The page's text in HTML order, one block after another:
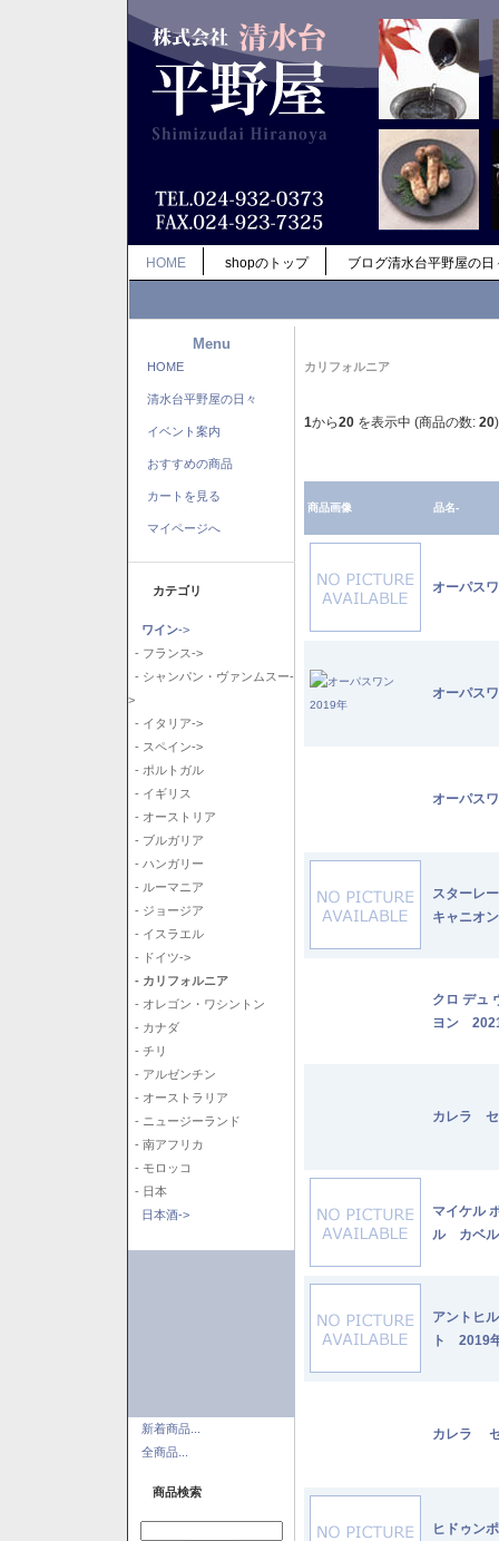
HOME shopのトップ ブログ清水台平野屋の日
Menu
HOME
清水台平野屋の日々
イベント案内
おすすめの商品
カートを見る
マイページへ
カテゴリ
ワイン->
- フランス->
- シャンパン・ヴァンムスー-
>
- イタリア->
- スペイン->
- ポルトガル
- イギリス
- オーストリア
- ブルガリア
- ハンガリー
- ルーマニア
- ジョージア
- イスラエル
- ドイツ->
- カリフォルニア
- オレゴン・ワシントン
- カナダ
- チリ
- アルゼンチン
- オーストラリア
- ニュージーランド
- 南アフリカ
- モロッコ
- 日本
日本酒->
新着商品...
全商品...
商品検索
カリフォルニア
1から20 を表示中 (商品の数: 20)
商品画像 品名-
オーパス
オーパス
オーパス
スターレ
キャニオ
クロ デュ
ヨン
カレラ
マイケル
ル カベ
アントヒ
ト 2019
カレラ
ヒドゥン